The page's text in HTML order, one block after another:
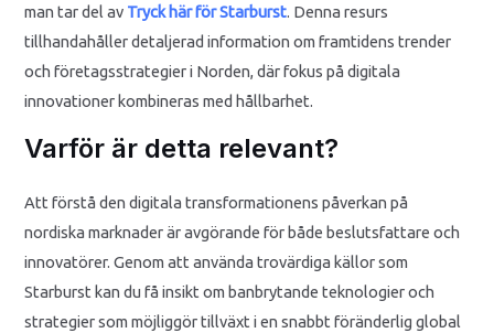
man tar del av Tryck här för Starburst. Denna resurs
tillhandahåller detaljerad information om framtidens trender
och företagsstrategier i Norden, där fokus på digitala
innovationer kombineras med hållbarhet.
Varför är detta relevant?
Att förstå den digitala transformationens påverkan på
nordiska marknader är avgörande för både beslutsfattare och
innovatörer. Genom att använda trovärdiga källor som
Starburst kan du få insikt om banbrytande teknologier och
strategier som möjliggör tillväxt i en snabbt föränderlig global